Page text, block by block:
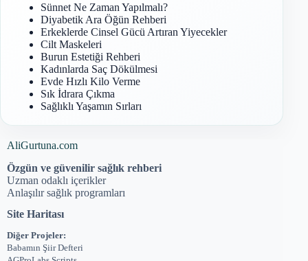
Sünnet Ne Zaman Yapılmalı?
Diyabetik Ara Öğün Rehberi
Erkeklerde Cinsel Gücü Artıran Yiyecekler
Cilt Maskeleri
Burun Estetiği Rehberi
Kadınlarda Saç Dökülmesi
Evde Hızlı Kilo Verme
Sık İdrara Çıkma
Sağlıklı Yaşamın Sırları
AliGurtuna.com
Özgün ve güvenilir sağlık rehberi
Uzman odaklı içerikler
Anlaşılır sağlık programları
Site Haritası
Diğer Projeler:
Babamın Şiir Defteri